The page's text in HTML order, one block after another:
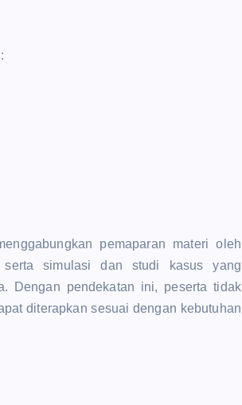
pemaparan materi oleh
serta simulasi dan studi kasus yang
Dengan pendekatan ini, peserta tidak
diterapkan sesuai dengan kebutuhan